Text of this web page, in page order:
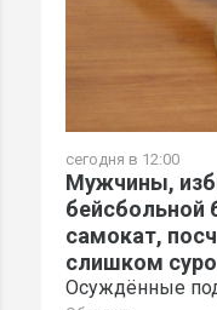
сегодня в 12:00
Мужчины,
бейсбольной
самокат,
слишком
Осуждённые